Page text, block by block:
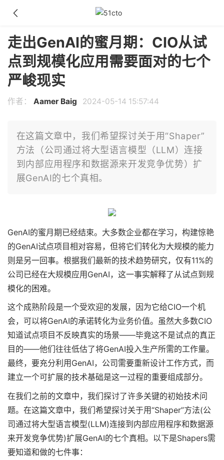
走出GenAI的蜜月期：CIO从试
点到规模化应用需要面对的七个
严峻现实
作者： Aamer Baig 2024-05-14 15:57:44
在这篇文章中，我们希望探讨关于用“Shaper”
方法（公司通过将大型语言模型（LLM）连接
到内部应用程序和数据源来开发竞争优势）扩
展GenAI的七个真相。
GenAI的蜜月期已经结束。大多数企业都在学习，构建惊艳
的GenAI试点项目相对容易，但将它们转化为大规模的能力
则是另一回事。根据我们最新的技术趋势研究，仅有11%的
公司已经在大规模应用GenAI，这一事实解释了从试点到规
模化的困难。
这个成熟阶段是一个受欢迎的发展，因为它给CIO一个机
会，可以将GenAI的承诺转化为业务价值。虽然大多数CIO
知道试点项目不反映真实的场景——毕竟这不是试点的真正
目的——他们往往低估了将GenAI投入生产所需的工作量。
最终，要充分利用GenAI，公司需要重新设计工作方式，而
建立一个可扩展的技术基础是这一过程的重要组成部分。
在我们之前的文章中，我们探讨了许多关键的初始技术问
题。在这篇文章中，我们希望探讨关于用“Shaper”方法(公
司通过将大型语言模型(LLM)连接到内部应用程序和数据源
来开发竞争优势)扩展GenAI的七个真相。以下是Shapers需
要知道和做的七件事：